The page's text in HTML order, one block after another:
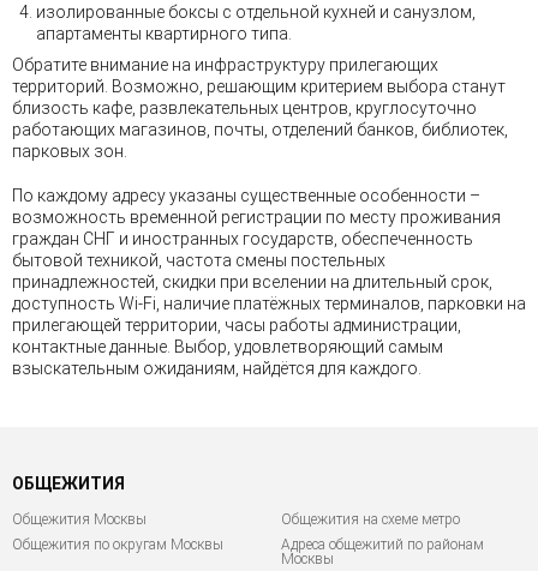
изолированные боксы с отдельной кухней и санузлом,
апартаменты квартирного типа.
Обратите внимание на инфраструктуру прилегающих
территорий. Возможно, решающим критерием выбора станут
близость кафе, развлекательных центров, круглосуточно
работающих магазинов, почты, отделений банков, библиотек,
парковых зон.
По каждому адресу указаны существенные особенности –
возможность временной регистрации по месту проживания
граждан СНГ и иностранных государств, обеспеченность
бытовой техникой, частота смены постельных
принадлежностей, скидки при вселении на длительный срок,
доступность Wi-Fi, наличие платёжных терминалов, парковки на
прилегающей территории, часы работы администрации,
контактные данные. Выбор, удовлетворяющий самым
взыскательным ожиданиям, найдётся для каждого.
ОБЩЕЖИТИЯ
Общежития Москвы
Общежития на схеме метро
Общежития по округам Москвы
Адреса общежитий по районам
Москвы